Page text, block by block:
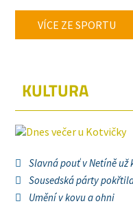
VÍCE ZE SPORTU
KULTURA
Slavná pouť v Netíně už
Sousedská párty
Umění v kovu a ohni